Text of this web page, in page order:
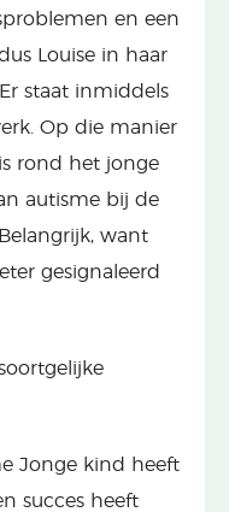
en een
Louise in haar
staat inmiddels
Op die manier
rond het jonge
autisme bij de
want
gesignaleerd
Jonge kind heeft
succes heeft